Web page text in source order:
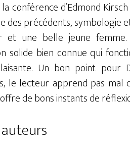
conférence d’Edmond
des précédents, symbologie
et une belle jeune femme.
solide bien connue qui
Un bon point pour
le lecteur apprend pas mal
de bons instants de